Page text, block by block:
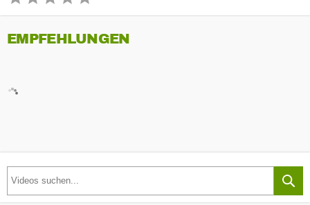
EMPFEHLUNGEN